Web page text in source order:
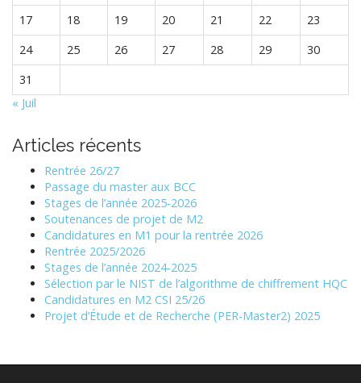
17
18 19 20 21 22
23
24
25 26 27 28 29
30
31
« Juil
Articles récents
Rentrée 26/27
Passage du master aux BCC
Stages de l’année 2025-2026
Soutenances de projet de M2
Candidatures en M1 pour la rentrée 2026
Rentrée 2025/2026
Stages de l’année 2024-2025
Sélection par le NIST de l’algorithme de chiffrement HQC
Candidatures en M2 CSI 25/26
Projet d’Étude et de Recherche (PER-Master2) 2025